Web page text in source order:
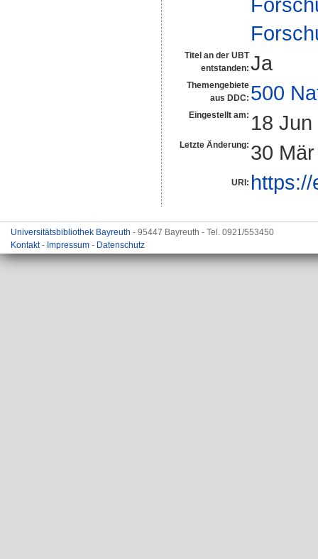
Titel an der UBT
entstanden: Ja
Themengebiete
aus DDC: 500
Eingestellt am: 18
Letzte Änderung: 30
URI:
Universitätsbibliothek Bayreuth - 95447 Bayreuth - Tel. 0921/553450
Kontakt- Impressum - Datenschutz